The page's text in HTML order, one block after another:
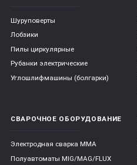
Шуруповерты
Лобзики
Пилы циркулярные
Рубанки электрические
Углошлифмашины (болгарки)
СВАРОЧНОЕ ОБОРУДОВАНИЕ
Электродная сварка ММА
Полуавтоматы MIG/MAG/FLUX